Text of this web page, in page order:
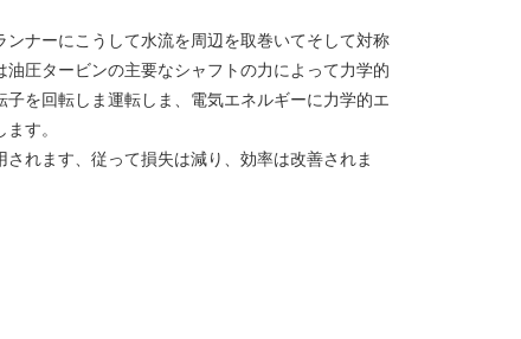
ナーにこうして水流を周辺を取巻いてそして対称
圧タービンの主要なシャフトの力によって力学的
を回転しま運転しま、電気エネルギーに力学的エ
す。
れます、従って損失は減り、効率は改善されま